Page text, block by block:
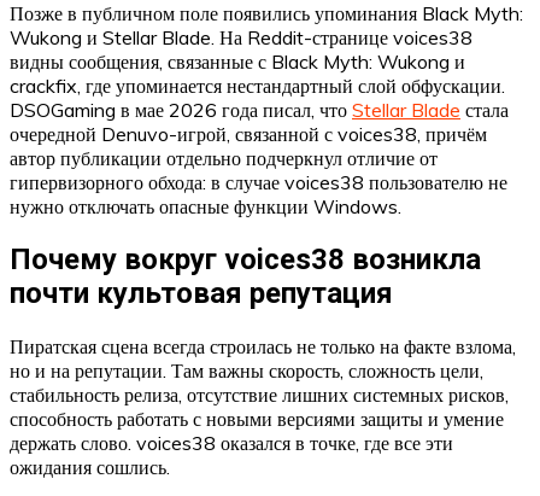
Позже в публичном поле появились упоминания Black Myth:
Wukong и Stellar Blade. На Reddit-странице voices38
видны сообщения, связанные с Black Myth: Wukong и
crackfix, где упоминается нестандартный слой обфускации.
DSOGaming в мае 2026 года писал, что Stellar Blade стала
очередной Denuvo-игрой, связанной с voices38, причём
автор публикации отдельно подчеркнул отличие от
гипервизорного обхода: в случае voices38 пользователю не
нужно отключать опасные функции Windows.
Почему вокруг voices38 возникла
почти культовая репутация
Пиратская сцена всегда строилась не только на факте взлома,
но и на репутации. Там важны скорость, сложность цели,
стабильность релиза, отсутствие лишних системных рисков,
способность работать с новыми версиями защиты и умение
держать слово. voices38 оказался в точке, где все эти
ожидания сошлись.